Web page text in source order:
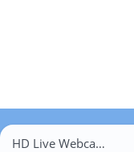
HD Live Webcams Petřkovice